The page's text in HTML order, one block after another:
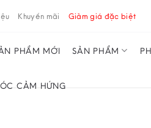
Khuyến mãi Giảm giá đặc biệt
PHẨM MỚI SẢN PHẨM
CẢM HỨNG